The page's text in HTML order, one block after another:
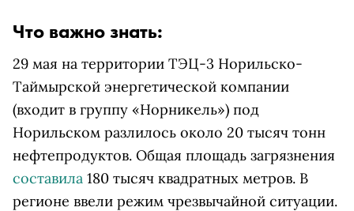
Что важно знать:
29 мая на территории ТЭЦ-3 Норильско-
Таймырской энергетической компании
(входит в группу «Норникель») под
Норильском разлилось около 20 тысяч тонн
нефтепродуктов. Общая площадь загрязнения
составила 180 тысяч квадратных метров. В
регионе ввели режим чрезвычайной ситуации.